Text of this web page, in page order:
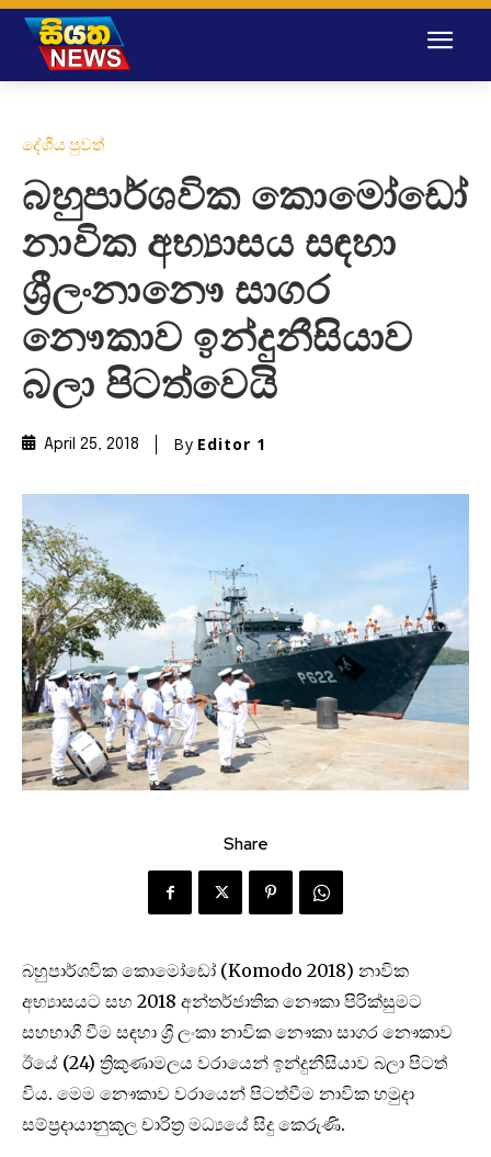
දේශීය පුවත්
බහුපාර්ශවික කොමෝඩෝ
නාවික අභ්‍යාසය සඳහා
ශ්‍රීලංනානෞ සාගර
නෞකාව ඉන්දුනීසියාව
බලා පිටත්වෙයි
April 25, 2018 By Editor 1
Share
බහුපාර්ශවික කොමෝඩෝ (Komodo 2018) නාවික
අභ්‍යාසයට සහ 2018 අන්තර්ජාතික නෞකා පිරික්සුමට
සහභාගී වීම සඳහා ශ්‍රී ලංකා නාවික නෞකා සාගර නෞකාව
ඊයේ (‍24) ත්‍රිකුණාමලය වරායෙන් ඉන්දුනීසියාව බලා පිටත්
විය. මෙම නෞකාව වරායෙන් පිටත්වීම නාවික හමුදා
සම්ප්‍රදායානුකූල චාරිත්‍ර මධ්‍යයේ සිදු කෙරුණි.